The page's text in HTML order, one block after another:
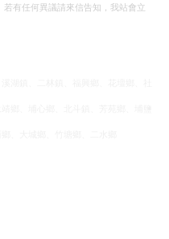
有任何異議請來信告知，我站會立